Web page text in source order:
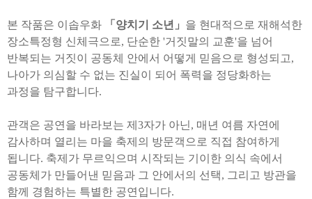
본 작품은 이솝우화 「양치기 소년」 을 현대적으로 재해석한
장소특정형 신체극으로, 단순한 '거짓말의 교훈'을 넘어
반복되는 거짓이 공동체 안에서 어떻게 믿음으로 형성되고,
나아가 의심할 수 없는 진실이 되어 폭력을 정당화하는
과정을 탐구합니다.
관객은 공연을 바라보는 제3자가 아닌, 매년 여름 자연에
감사하며 열리는 마을 축제의 방문객으로 직접 참여하게
됩니다. 축제가 무르익으며 시작되는 기이한 의식 속에서
공동체가 만들어낸 믿음과 그 안에서의 선택, 그리고 방관을
함께 경험하는 특별한 공연입니다.